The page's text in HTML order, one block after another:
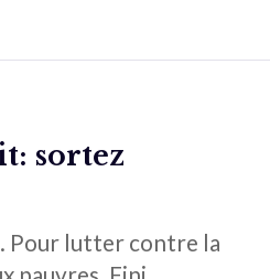
sortez
Pour lutter contre la